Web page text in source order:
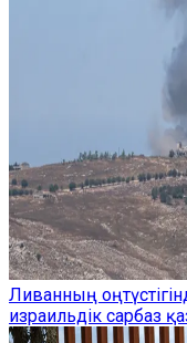
Ливанның
израильдік сарбаз